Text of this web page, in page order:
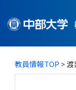
教員情報TOP >